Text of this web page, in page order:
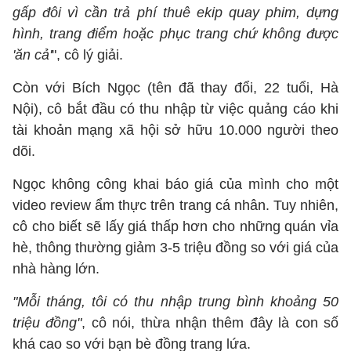
gấp đôi vì cần trả phí thuê ekip quay phim, dựng
hình, trang điểm hoặc phục trang chứ không được
'ăn cả'", cô lý giải.
Còn với Bích Ngọc (tên đã thay đổi, 22 tuổi, Hà
Nội), cô bắt đầu có thu nhập từ việc quảng cáo khi
tài khoản mạng xã hội sở hữu 10.000 người theo
dõi.
Ngọc không công khai báo giá của mình cho một
video review ẩm thực trên trang cá nhân. Tuy nhiên,
cô cho biết sẽ lấy giá thấp hơn cho những quán vỉa
hè, thông thường giảm 3-5 triệu đồng so với giá của
nhà hàng lớn.
"Mỗi tháng, tôi có thu nhập trung bình khoảng 50
triệu đồng", cô nói, thừa nhận thêm đây là con số
khá cao so với bạn bè đồng trang lứa.